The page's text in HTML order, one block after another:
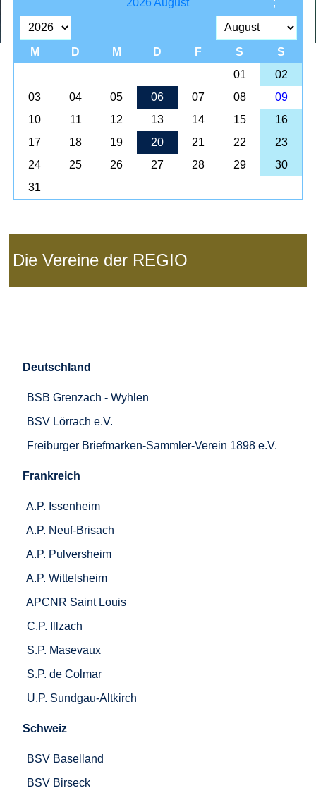
Die Vereine der REGIO
Deutschland
BSB Grenzach - Wyhlen
BSV Lörrach e.V.
Freiburger Briefmarken-Sammler-Verein 1898 e.V.
Frankreich
A.P. Issenheim
A.P. Neuf-Brisach
A.P. Pulversheim
A.P. Wittelsheim
APCNR Saint Louis
C.P. Illzach
S.P. Masevaux
S.P. de Colmar
U.P. Sundgau-Altkirch
Schweiz
BSV Baselland
BSV Birseck